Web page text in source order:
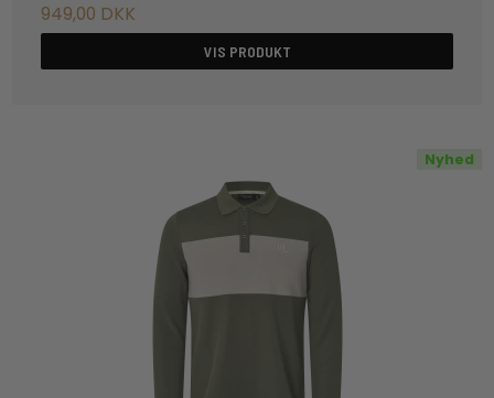
949,00 DKK
VIS PRODUKT
Nyhed